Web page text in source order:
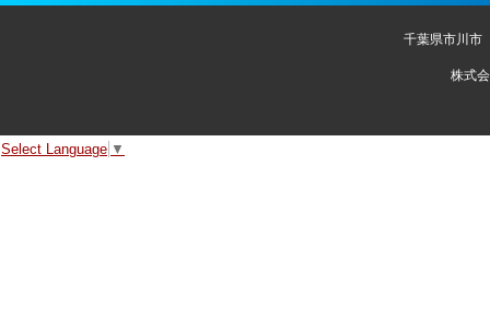
千葉県市川市
株式
Select Language ▼